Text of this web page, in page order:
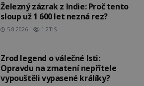
Železný zázrak z Indie: Proč tento
sloup už 1 600 let nezná rez?
5.8.2026 1.2TIS
Zrod legend o válečné lsti:
Opravdu na zmatení nepřítele
vypouštěli vypasené králíky?